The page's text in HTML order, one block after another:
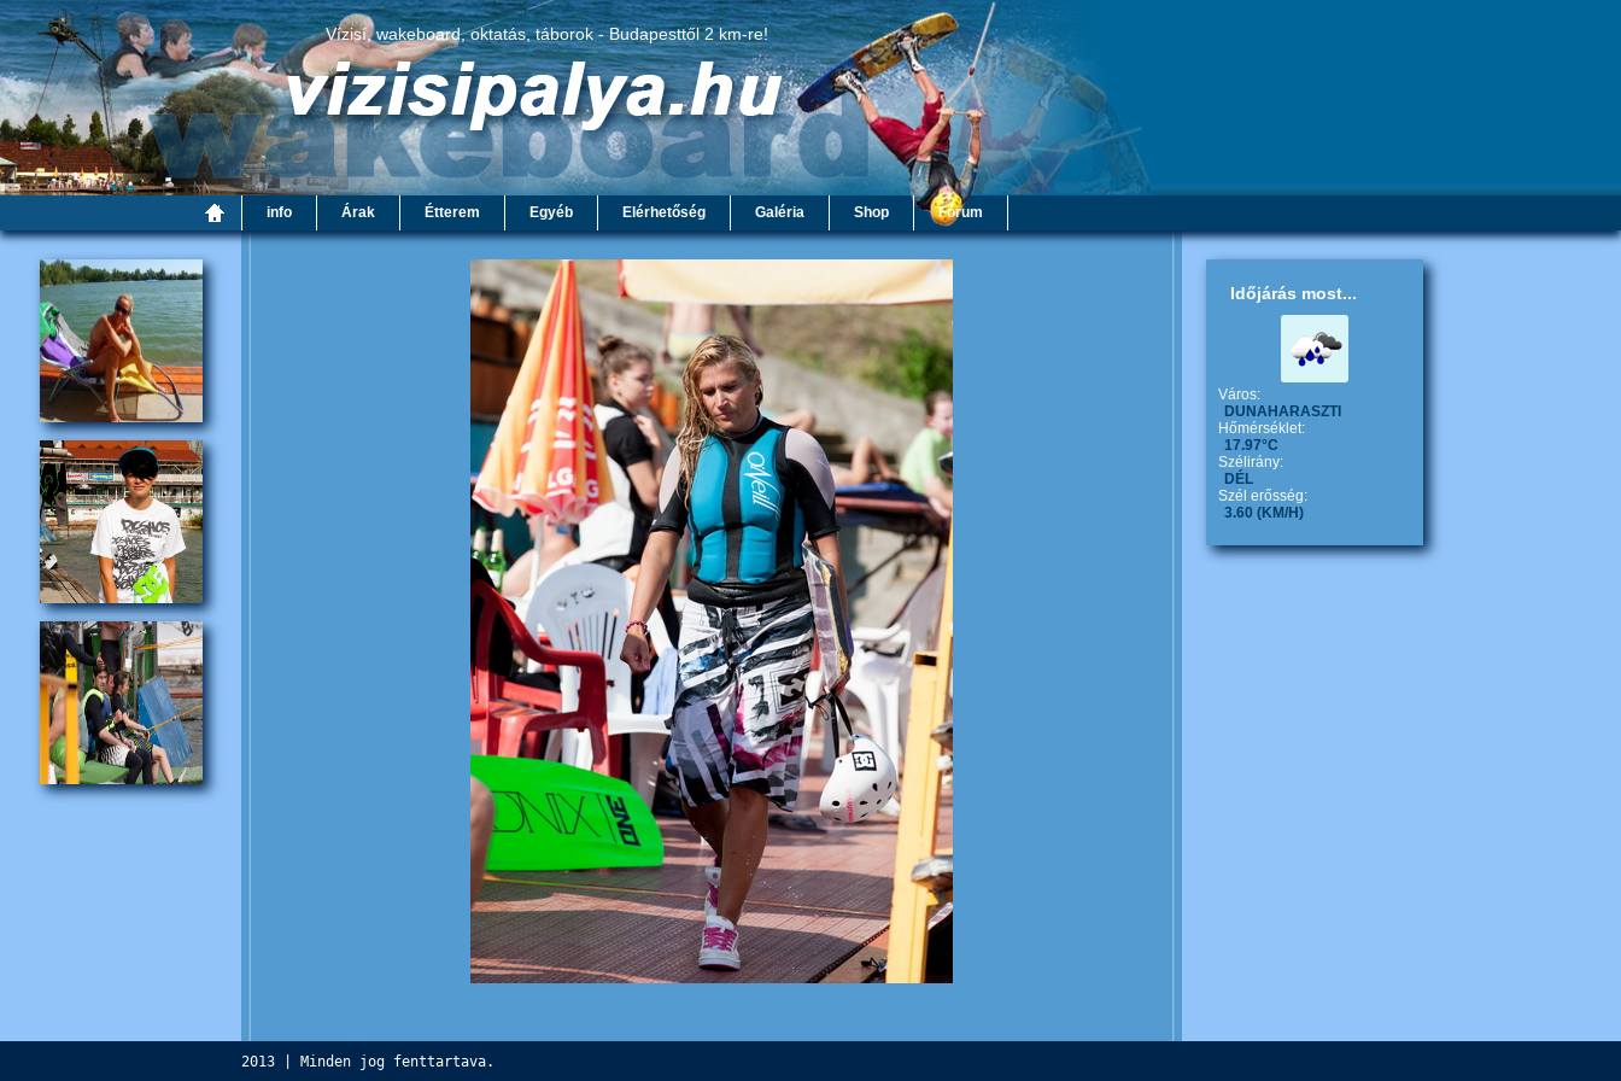
Vízisí, wakeboard, oktatás, táborok - Budapesttől 2 km-re!
info Árak Étterem Egyéb Elérhetőség Galéria Shop Fórum
Időjárás most...
Város:
DUNAHARASZTI
Hőmérséklet:
17.97°C
Szélirány:
DÉL
Szél erősség:
3.60 (KM/H)
2013 | Minden jog fenttartava.